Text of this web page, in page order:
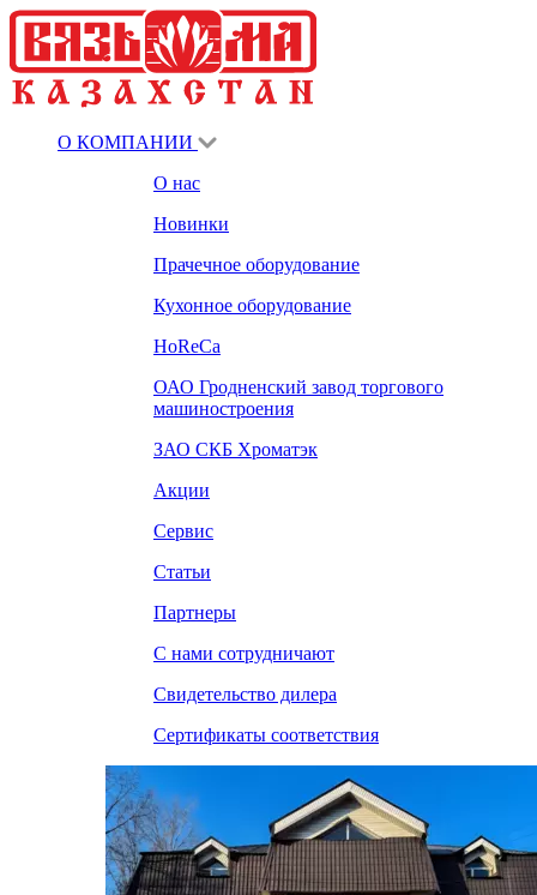
О КОМПАНИИ
О нас
Новинки
Прачечное оборудование
Кухонное оборудование
HoReCa
ОАО Гродненский завод торгового
машиностроения
ЗАО СКБ Хроматэк
Акции
Сервис
Статьи
Партнеры
С нами сотрудничают
Свидетельство дилера
Сертификаты соответствия